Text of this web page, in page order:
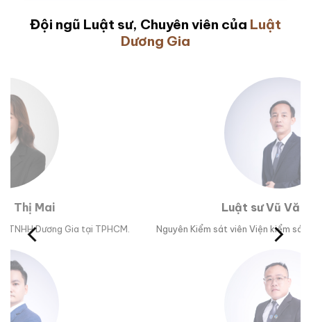
Đội ngũ Luật sư, Chuyên viên của Luật
Dương Gia
Nguyên Kiểm sát viên Viện kiểm sát nhân dân tỉnh Phú Yên.